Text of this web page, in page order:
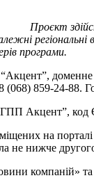
Проєкт
програми.
859-24-88.
Акцент”,
на
не нижче
компаній»